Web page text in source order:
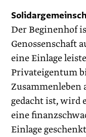
Der Beginenhof
Genossenschaft
eine Einlage
Privateigentum
Zusammenleben
gedacht ist, wird
eine
Einlage